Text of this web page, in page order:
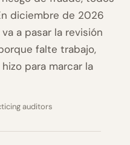
diciembre de 2026
a pasar la revisión
falte trabajo,
para marcar la
auditors